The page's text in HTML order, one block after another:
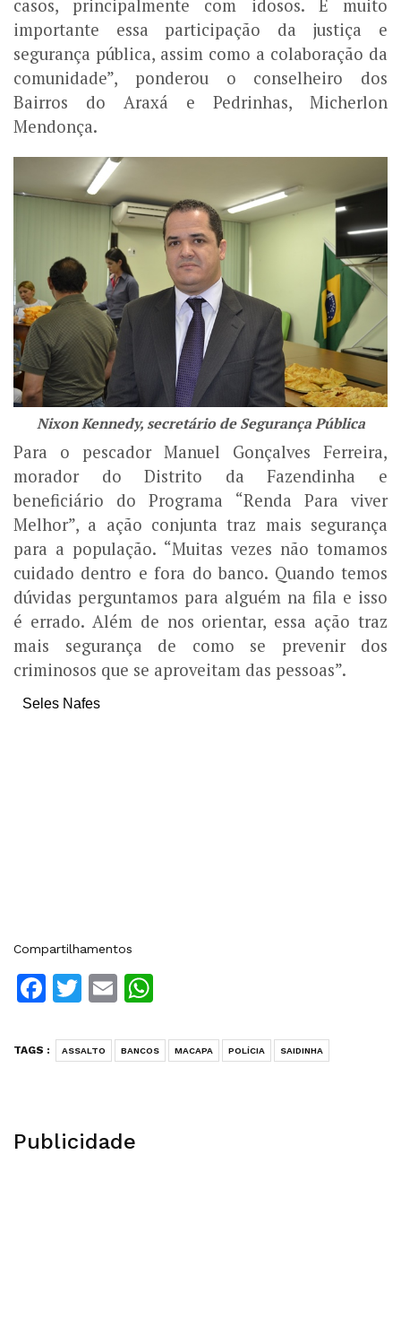
casos, principalmente com idosos. É muito
importante essa participação da justiça e
segurança pública, assim como a colaboração da
comunidade”, ponderou o conselheiro dos
Bairros do Araxá e Pedrinhas, Micherlon
Mendonça.
Nixon Kennedy, secretário de Segurança Pública
Para o pescador Manuel Gonçalves Ferreira,
morador do Distrito da Fazendinha e
beneficiário do Programa “Renda Para viver
Melhor”, a ação conjunta traz mais segurança
para a população. “Muitas vezes não tomamos
cuidado dentro e fora do banco. Quando temos
dúvidas perguntamos para alguém na fila e isso
é errado. Além de nos orientar, essa ação traz
mais segurança de como se prevenir dos
criminosos que se aproveitam das pessoas”.
Seles Nafes
Compartilhamentos
Facebook
Twitter
Email
TAGS : ASSALTO BANCOS MACAPA POLÍCIA SAIDINHA
Publicidade